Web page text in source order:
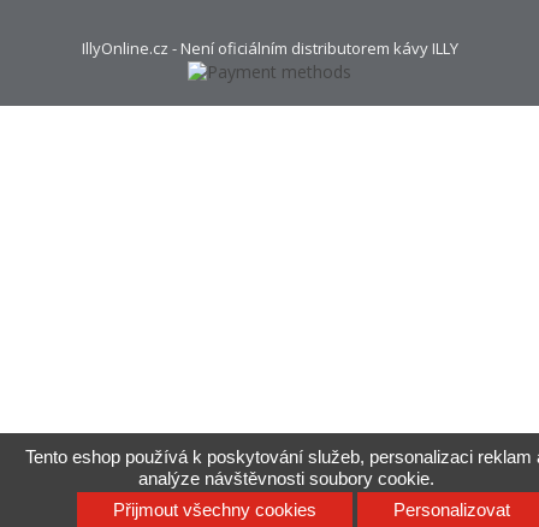
Tento eshop používá k poskytování služeb, personalizaci reklam
analýze návštěvnosti soubory cookie.
Přijmout všechny cookies
Personalizovat
IllyOnline.cz - Není oficiálním distributorem kávy ILLY